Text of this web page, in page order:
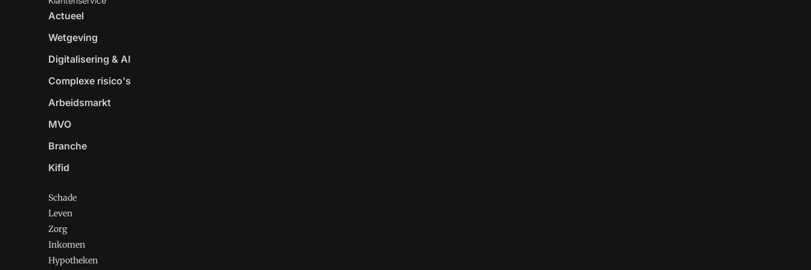
Actueel
Wetgeving
Digitalisering & AI
Complexe risico's
Arbeidsmarkt
MVO
Branche
Kifid
Schade
Leven
Zorg
Inkomen
Hypotheken